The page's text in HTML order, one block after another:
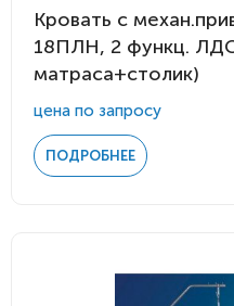
Кровать c
18ПЛН, 2 функц.
матраса+столик)
цена по запросу
ПОДРОБНЕЕ